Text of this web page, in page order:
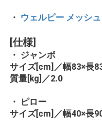
・ ウェルピー メッシ
[仕様]
・ ジャンボ
サイズ[cm]／幅83×長
質量[kg]／2.0
・ ピロー
サイズ[cm]／幅40×長